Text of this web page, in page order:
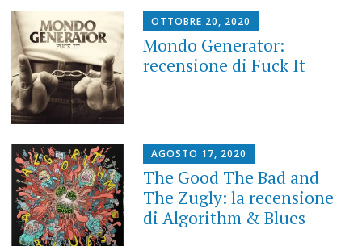
OTTOBRE 20, 2020
Mondo Generator:
recensione di Fuck It
AGOSTO 17, 2020
The Good The Bad and
The Zugly: la recensione
di Algorithm & Blues